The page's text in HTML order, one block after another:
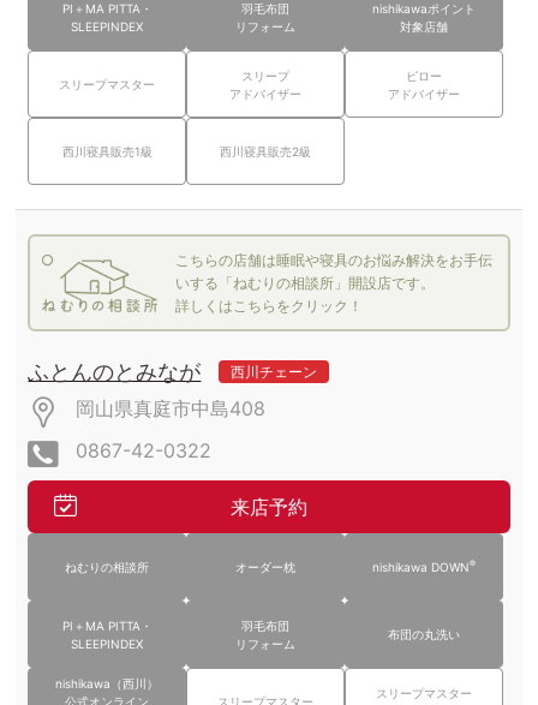
PI＋MA PITTA・
SLEEPINDEX
羽毛布団
リフォーム
nishikawaポイント
対象店舗
スリープマスター
スリープ
アドバイザー
ピロー
アドバイザー
西川寝具販売1級 西川寝具販売2級
こちらの店舗は睡眠や寝具のお悩み解決をお手伝
いする「ねむりの相談所」開設店です。
詳しくはこちらをクリック！
ふとんのとみなが 西川チェーン
岡山県真庭市中島408
0867-42-0322
来店予約
ねむりの相談所 オーダー枕 nishikawa DOWN®
PI＋MA PITTA・
SLEEPINDEX
羽毛布団
リフォーム
布団の丸洗い
nishikawa（西川）
公式オンライン
スリープマスター
スリープマスター